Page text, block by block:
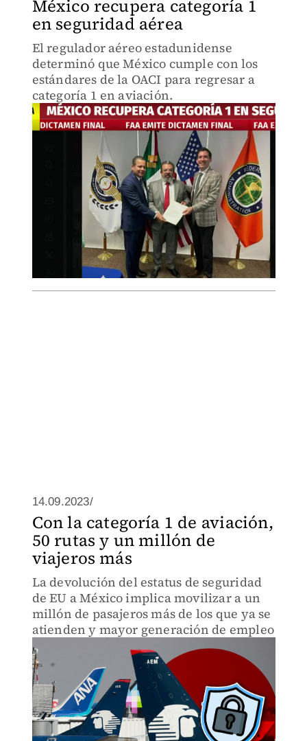
México recupera categoría 1
en seguridad aérea
El regulador aéreo estadunidense
determinó que México cumple con los
estándares de la OACI para regresar a
categoría 1 en aviación.
14.09.2023/
Con la categoría 1 de aviación,
50 rutas y un millón de
viajeros más
La devolución del estatus de seguridad
de EU a México implica movilizar a un
millón de pasajeros más de los que ya se
atienden y mayor generación de empleo